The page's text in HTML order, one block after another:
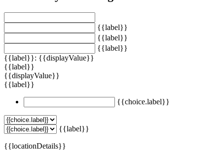
{{label}}
{{label}}
{{label}}
{{label}}: {{displayValue}}
{{label}}
{{displayValue}}
{{label}}
{{choice.label}}
{{label}}
{{locationDetails}}